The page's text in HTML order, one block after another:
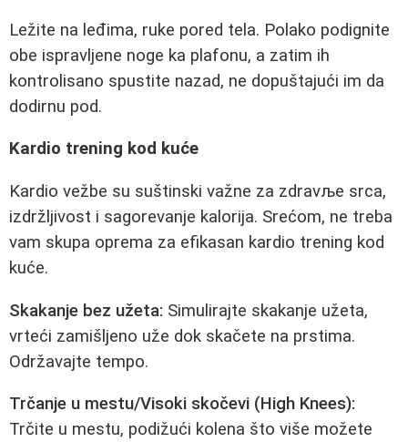
Ležite na leđima, ruke pored tela. Polako podignite
obe ispravljene noge ka plafonu, a zatim ih
kontrolisano spustite nazad, ne dopuštajući im da
dodirnu pod.
Kardio trening kod kuće
Kardio vežbe su suštinski važne za zdravље srca,
izdržljivost i sagorevanje kalorija. Srećom, ne treba
vam skupa oprema za efikasan kardio trening kod
kuće.
Skakanje bez užeta: Simulirajte skakanje užeta,
vrteći zamišljeno uže dok skačete na prstima.
Održavajte tempo.
Trčanje u mestu/Visoki skočevi (High Knees):
Trčite u mestu, podižući kolena što više možete